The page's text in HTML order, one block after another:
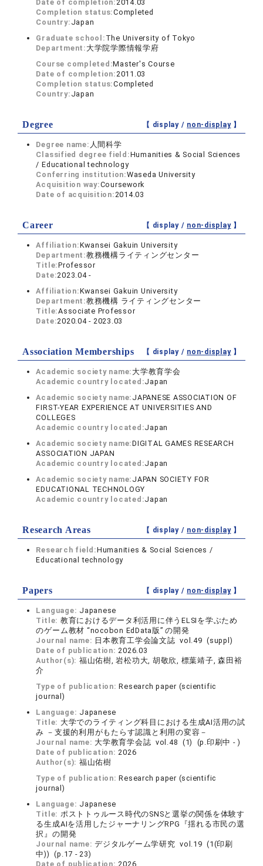
Date of completion: 2014.03
Completion status:Completed
Country: Japan
Graduate school: The University of Tokyo
Department: 大学院学際情報学府
Course completed:Master's Course
Date of completion: 2011.03
Completion status:Completed
Country: Japan
Degree 【 display / non-display】
Degree name: 人間科学
Classified degree field:Humanities & Social Sciences
/ Educational technology
Conferring institution:Waseda University
Acquisition way:Coursework
Date of acquisition: 2014.03
Career 【 display / non-display】
Affiliation:Kwansei Gakuin University
Department:教務機構ライティングセンター
Title:Professor
Date:2023.04 -
Affiliation:Kwansei Gakuin University
Department:教務機構 ライティングセンター
Title:Associate Professor
Date:2020.04 - 2023.03
Association Memberships 【 display / non-display】
Academic society name: 大学教育学会
Academic country located:Japan
Academic society name: JAPANESE ASSOCIATION OF
FIRST-YEAR EXPERIENCE AT UNIVERSITIES AND
COLLEGES
Academic country located:Japan
Academic society name:DIGITAL GAMES RESEARCH
ASSOCIATION JAPAN
Academic country located:Japan
Academic society name: JAPAN SOCIETY FOR
EDUCATIONAL TECHNOLOGY
Academic country located:Japan
Research Areas 【 display / non-display】
Research field:Humanities & Social Sciences /
Educational technology
Papers 【 display / non-display】
Language: Japanese
Title: 教育におけるデータ利活用に伴うELSIを学ぶため
のゲーム教材 “nocobon EdData版” の開発
Journal name: 日本教育工学会論文誌 vol.49 (suppl)
Date of publication: 2026.03
Author(s): 福山佑樹, 岩松功大, 胡敬欣, 標葉靖子, 森田裕
介
Type of publication:Research paper (scientific
journal)
Language: Japanese
Title: 大学でのライティング科目における生成AI活用の試
み －支援的利用がもたらす認識と利用の変容－
Journal name: 大学教育学会誌 vol.48 (1) (p.印刷中 - )
Date of publication: 2026
Author(s): 福山佑樹
Type of publication:Research paper (scientific
journal)
Language: Japanese
Title: ポストトゥルース時代のSNSと選挙の関係を体験す
る生成AIを活用したジャーナリングRPG『揺れる市民の選
択』の開発
Journal name:デジタルゲーム学研究 vol.19 (1(印刷
中)) (p.17 - 23)
Date of publication: 2026